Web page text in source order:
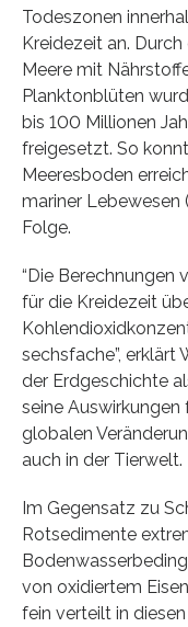
Todeszonen
Kreidezeit an.
Meere mit
Planktonblüten
bis 100 Millionen
freigesetzt. So
Meeresboden
mariner Lebewesen
Folge.
“Die Berechnungen
für die Kreidezeit
sechsfache”, erklärt
der Erdgeschichte
seine
globalen
auch in der Tierwelt.
Im Gegensatz zu
Rotsedimente
von oxidiertem
fein verteilt in